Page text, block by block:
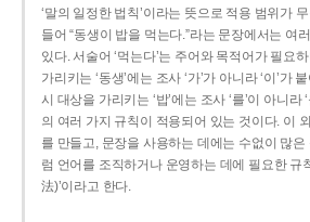
‘말의 일정한 법칙’이라는 뜻으로 적용 범위가
들어 “동생이 밥을 먹는다.”라는 문장에서는 여
있다. 서술어 ‘먹는다’는 주어와 목적어가 필요
가리키는 ‘동생’에는 조사 ‘가’가 아니라 ‘이’가
시 대상을 가리키는 ‘밥’에는 조사 ‘를’이 아니라
의 여러 가지 규칙이 적용되어 있는 것이다. 이
를 만들고, 문장을 사용하는 데에는 수없이 많은
럼 언어를 조직하거나 운영하는 데에 필요한 규
法)’이라고 한다.